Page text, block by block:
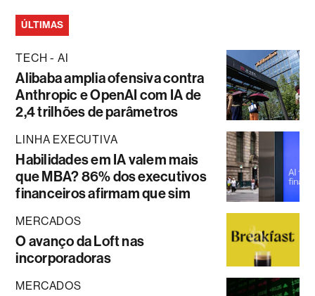
ÚLTIMAS
TECH - AI
Alibaba amplia ofensiva contra
Anthropic e OpenAI com IA de
2,4 trilhões de parâmetros
LINHA EXECUTIVA
Habilidades em IA valem mais
que MBA? 86% dos executivos
financeiros afirmam que sim
MERCADOS
O avanço da Loft nas
incorporadoras
MERCADOS